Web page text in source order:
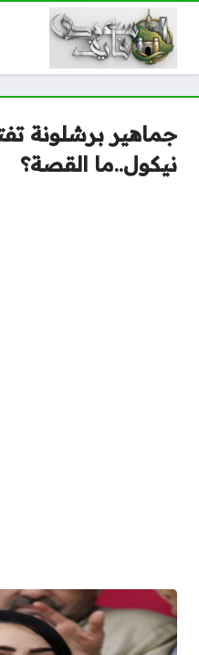
جماهير برشلونة
نيكول..ما القصة؟